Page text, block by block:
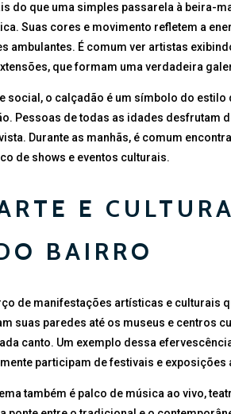
do que uma simples passarela à beira-
Suas cores e movimento refletem a
ambulantes. É comum ver artistas
que formam uma verdadeira
social, o calçadão é um símbolo do
Pessoas de todas as idades desfrutam
Durante as manhãs, é comum
de shows e eventos culturais.
E
BAIRRO
de manifestações artísticas e culturais
suas paredes até os museus e centros
canto. Um exemplo dessa
participam de festivais e exposições
também é palco de música ao vivo,